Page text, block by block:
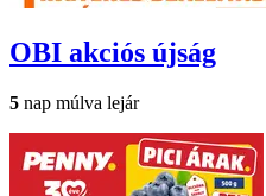
OBI akciós újság
5 nap múlva lejár